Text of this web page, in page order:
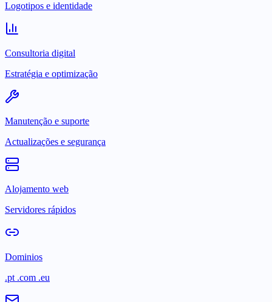
Logotipos e identidade
Consultoria digital
Estratégia e optimização
Manutenção e suporte
Actualizações e segurança
Alojamento web
Servidores rápidos
Dominios
.pt .com .eu